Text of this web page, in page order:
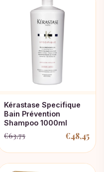
Kérastase Specifique
Bain Prévention
Shampoo 1000ml
€63,75
Oorspronkelijke
prijs
was:
€48,45
Huidige
prijs
is: